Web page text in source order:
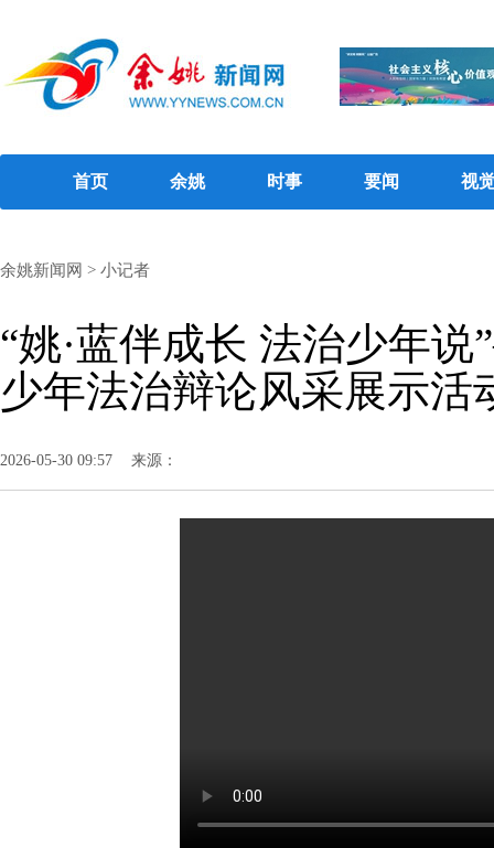
首页 余姚 时事 要闻 视
余姚新闻网 > 小记者
“姚·蓝伴成长 法治少年
少年法治辩论风采展示活
2026-05-30 09:57 来源：